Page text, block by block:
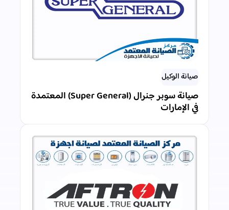
صيانة الوكيل
صيانة سوبر جنرال (Super General) المعتمدة
في الإمارات